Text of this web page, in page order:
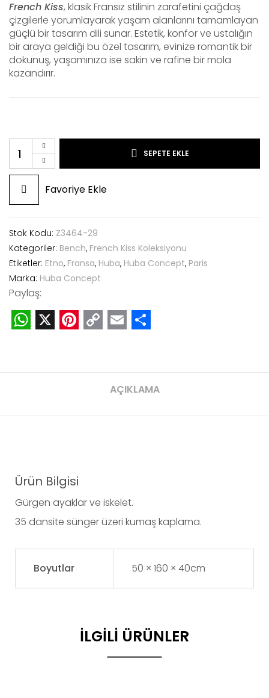
French Kiss, klasik Fransız stilinin zarafetini çağdaş
çizgilerle yorumlayarak yaşam alanlarını tamamlayan
güçlü bir tasarım dili sunar. Estetik, konfor ve ustalığın
bir araya geldiği bu özel tasarım, evinize romantik bir
dokunuş, yaşamınıza ise sakin ve rafine bir mola
kazandırır.
SEPETE EKLE
Favoriye Ekle
Stok Kodu: Z3464-29
Kategoriler: Bench, French Kiss Koleksiyonu
Etiketler: Etno, Fransa, Huba, Huba Concept, Paris
Marka: Huba Concept
Paylaş:
WhatsApp
X Pinterest
Copy
EmailShare
AÇIKLAMA
Ürün Bilgisi
Gürgen ayaklar ve iskelet.
35 dansite sünger üzeri kumaş kaplama.
Boyutlar 50 × 160 × 40cm
İLGILI ÜRÜNLER